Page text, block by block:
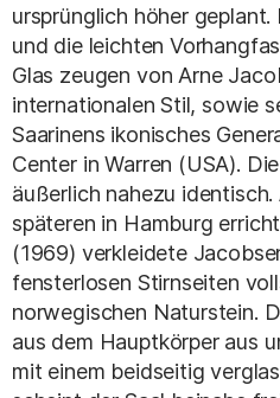
ursprünglich höher
und die leichten
Glas zeugen von Arne
internationalen Stil, sowie
Saarinens ikonisches
Center in Warren (USA).
äußerlich nahezu
späteren in Hamburg
(1969) verkleidete
fensterlosen Stirnseiten
norwegischen Naturstein.
aus dem Hauptkörper aus
mit einem beidseitig